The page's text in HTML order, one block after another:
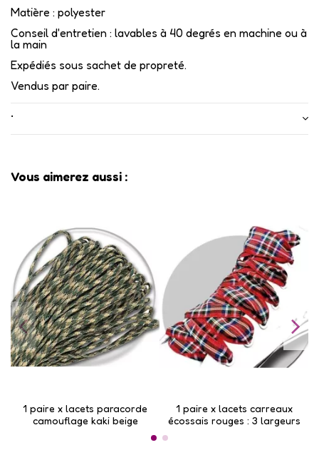
Matière : polyester
Conseil d'entretien : lavables à 40 degrés en machine ou à
la main
Expédiés sous sachet de propreté.
Vendus par paire.
•
Vous aimerez aussi :
1 paire x lacets paracorde
camouflage kaki beige
1 paire x lacets carreaux
écossais rouges : 3 largeurs